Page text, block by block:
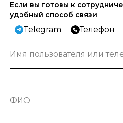
Если вы готовы к
удобный способ связи
Telegram Телефон
Имя пользователя или
ФИО